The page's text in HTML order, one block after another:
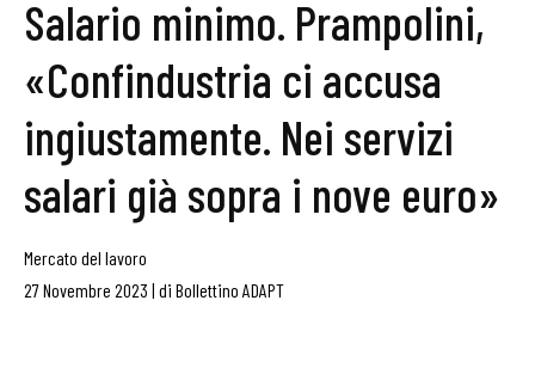
Salario minimo. Prampolini,
«Confindustria ci accusa
ingiustamente. Nei servizi
salari già sopra i nove euro»
Mercato del lavoro
27 Novembre 2023 | di Bollettino ADAPT